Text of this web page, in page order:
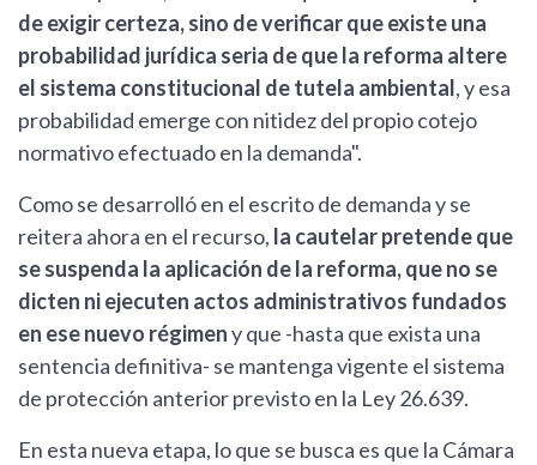
de exigir certeza, sino de verificar que existe una
probabilidad jurídica seria de que la reforma altere
el sistema constitucional de tutela ambiental, y esa
probabilidad emerge con nitidez del propio cotejo
normativo efectuado en la demanda".
Como se desarrolló en el escrito de demanda y se
reitera ahora en el recurso, la cautelar pretende que
se suspenda la aplicación de la reforma, que no se
dicten ni ejecuten actos administrativos fundados
en ese nuevo régimeny que -hasta que exista una
sentencia definitiva- se mantenga vigente el sistema
de protección anterior previsto en la Ley 26.639.
En esta nueva etapa, lo que se busca es que la Cámara